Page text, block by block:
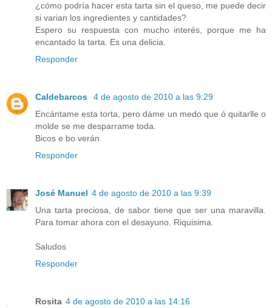
¿cómo podría hacer esta tarta sin el queso, me puede decir
si varian los ingredientes y cantidades?
Espero su respuesta con mucho interés, porque me ha
encantado la tarta. Es una delicia.
Responder
Caldebarcos
4 de agosto de 2010 a las 9:29
Encántame esta torta, pero dáme un medo que ó quitarlle o
molde se me desparrame toda.
Bicos e bo verán
Responder
José Manuel 4 de agosto de 2010 a las 9:39
Una tarta preciosa, de sabor tiene que ser una maravilla.
Para tomar ahora con el desayuno. Riquisima.
Saludos
Responder
Rosita 4 de agosto de 2010 a las 14:16